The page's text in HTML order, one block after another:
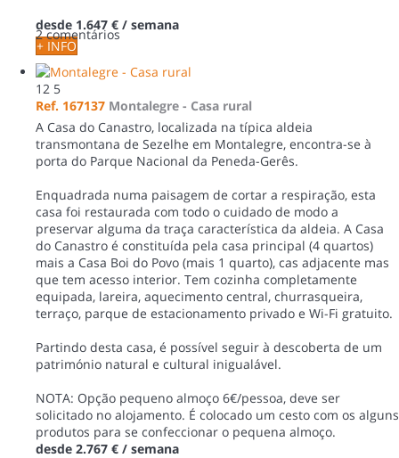
2 comentários
desde 1.647 € / semana
+ INFO
12 5
Ref. 167137 Montalegre - Casa rural
A Casa do Canastro, localizada na típica aldeia
transmontana de Sezelhe em Montalegre, encontra-se à
porta do Parque Nacional da Peneda-Gerês.
Enquadrada numa paisagem de cortar a respiração, esta
casa foi restaurada com todo o cuidado de modo a
preservar alguma da traça característica da aldeia. A Casa
do Canastro é constituída pela casa principal (4 quartos)
mais a Casa Boi do Povo (mais 1 quarto), cas adjacente mas
que tem acesso interior. Tem cozinha completamente
equipada, lareira, aquecimento central, churrasqueira,
terraço, parque de estacionamento privado e Wi-Fi gratuito.
Partindo desta casa, é possível seguir à descoberta de um
património natural e cultural inigualável.
NOTA: Opção pequeno almoço 6€/pessoa, deve ser
solicitado no alojamento. É colocado um cesto com os alguns
produtos para se confeccionar o pequena almoço.
desde 2.767 € / semana